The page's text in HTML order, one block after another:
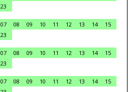
23
07 08 09 10 11 12 13 14
15
23
07 08 09 10 11 12 13 14
15
23
07 08 09 10 11 12 13 14
15